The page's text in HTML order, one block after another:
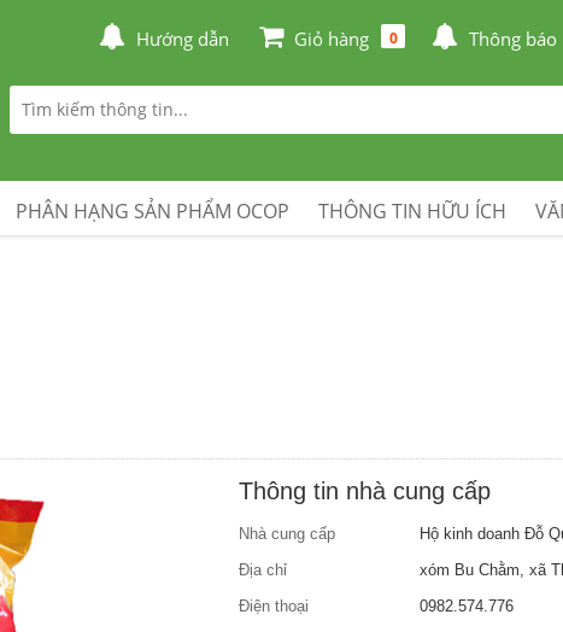
Hướng dẫn Giỏ hàng 0 Thông báo
PHÂN HẠNG SẢN PHẨM OCOP THÔNG TIN HỮU ÍCH
Thông tin nhà cung cấp
Nhà cung cấp
Hộ kinh doanh Đỗ
Địa chỉ
xóm Bu Chằm, xã
Điện thoại
0982.574.776